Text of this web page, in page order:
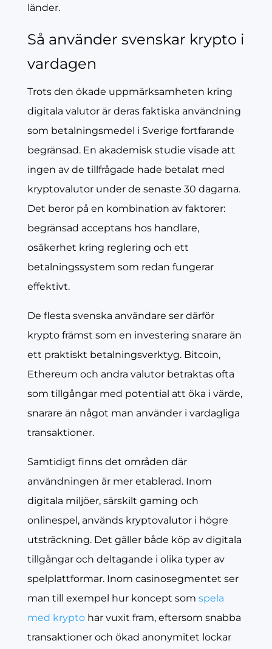
länder.
Så använder svenskar krypto i
vardagen
Trots den ökade uppmärksamheten kring
digitala valutor är deras faktiska användning
som betalningsmedel i Sverige fortfarande
begränsad. En akademisk studie visade att
ingen av de tillfrågade hade betalat med
kryptovalutor under de senaste 30 dagarna.
Det beror på en kombination av faktorer:
begränsad acceptans hos handlare,
osäkerhet kring reglering och ett
betalningssystem som redan fungerar
effektivt.
De flesta svenska användare ser därför
krypto främst som en investering snarare än
ett praktiskt betalningsverktyg. Bitcoin,
Ethereum och andra valutor betraktas ofta
som tillgångar med potential att öka i värde,
snarare än något man använder i vardagliga
transaktioner.
Samtidigt finns det områden där
användningen är mer etablerad. Inom
digitala miljöer, särskilt gaming och
onlinespel, används kryptovalutor i högre
utsträckning. Det gäller både köp av digitala
tillgångar och deltagande i olika typer av
spelplattformar. Inom casinosegmentet ser
man till exempel hur koncept som spela
med kryptohar vuxit fram, eftersom snabba
transaktioner och ökad anonymitet lockar